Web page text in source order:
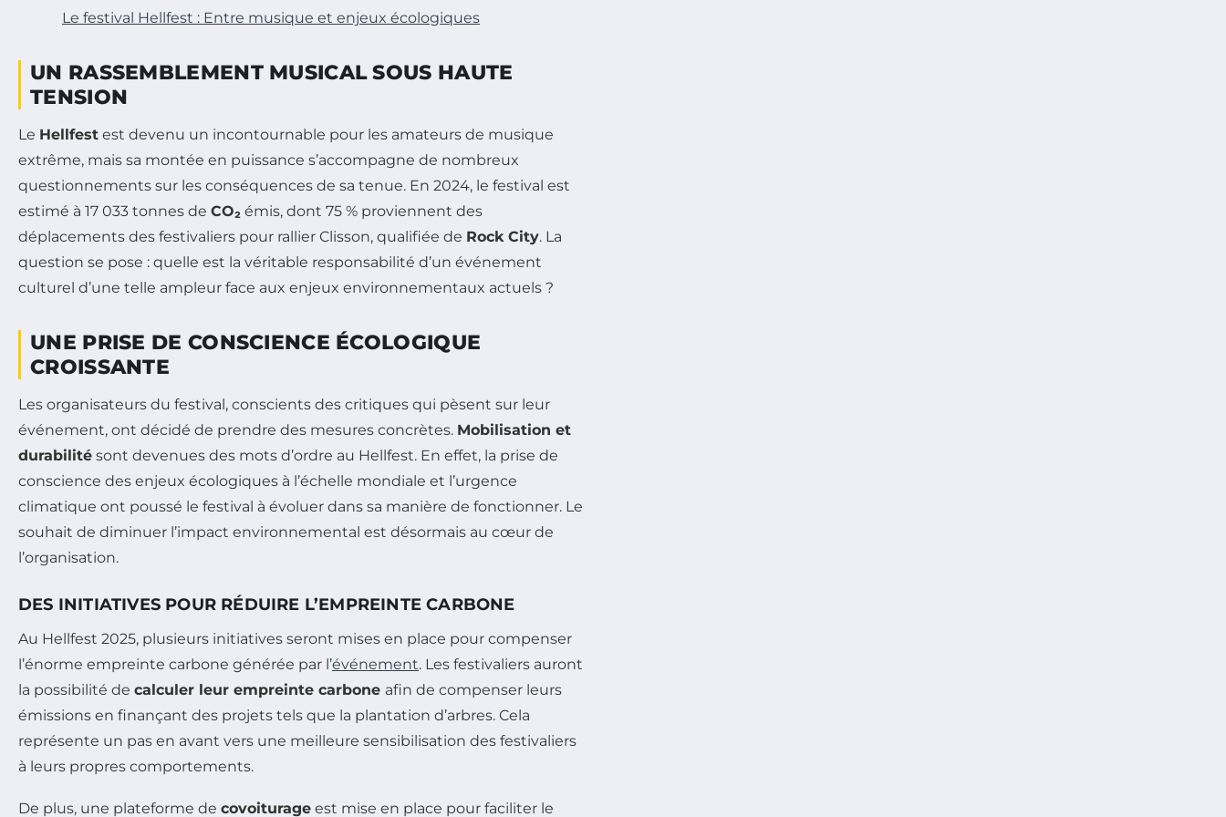
Le festival Hellfest : Entre musique et enjeux écologiques
UN RASSEMBLEMENT MUSICAL SOUS HAUTE
TENSION
Le Hellfest est devenu un incontournable pour les amateurs de musique
extrême, mais sa montée en puissance s’accompagne de nombreux
questionnements sur les conséquences de sa tenue. En 2024, le festival est
estimé à 17 033 tonnes de CO₂ émis, dont 75 % proviennent des
déplacements des festivaliers pour rallier Clisson, qualifiée de Rock City. La
question se pose : quelle est la véritable responsabilité d’un événement
culturel d’une telle ampleur face aux enjeux environnementaux actuels ?
UNE PRISE DE CONSCIENCE ÉCOLOGIQUE
CROISSANTE
Les organisateurs du festival, conscients des critiques qui pèsent sur leur
événement, ont décidé de prendre des mesures concrètes. Mobilisation et
durabilité sont devenues des mots d’ordre au Hellfest. En effet, la prise de
conscience des enjeux écologiques à l’échelle mondiale et l’urgence
climatique ont poussé le festival à évoluer dans sa manière de fonctionner. Le
souhait de diminuer l’impact environnemental est désormais au cœur de
l’organisation.
DES INITIATIVES POUR RÉDUIRE L’EMPREINTE CARBONE
Au Hellfest 2025, plusieurs initiatives seront mises en place pour compenser
l’énorme empreinte carbone générée par l’événement. Les festivaliers auront
la possibilité de calculer leur empreinte carbone afin de compenser leurs
émissions en finançant des projets tels que la plantation d’arbres. Cela
représente un pas en avant vers une meilleure sensibilisation des festivaliers
à leurs propres comportements.
De plus, une plateforme de covoiturage est mise en place pour faciliter le